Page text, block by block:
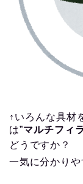
↑いろんな具材
は”マルチフィ
どうですか？
一気に分かり